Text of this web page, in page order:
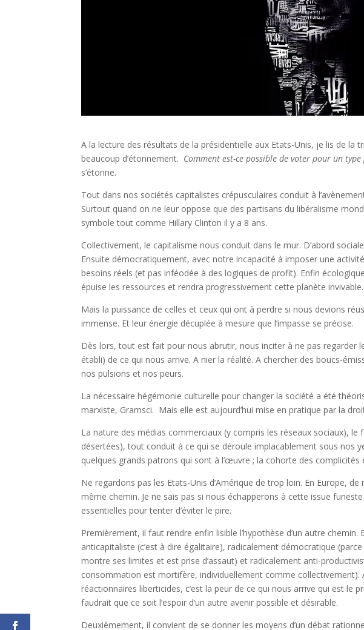
A la lecture des résultats de la présidentielle aux Etats-Unis, je lis de la
beaucoup d’étonnement. Comment est-ce possible de voter pour un
s’étonne.
Tout dans nos sociétés capitalistes crépusculaires conduit à
Surtout quand on ne leur oppose que des partisans du libéralisme
symbole tout comme Hillary Clinton il y a 8 ans.
Collectivement, le capitalisme nous conduit dans le mur. D’abord
Ensuite démocratiquement, avec notre incapacité à imposer une
besoins réels (et pas inféodée à des logiques de profit). Enfin
épuise les ressources et rendra progressivement cette planète invivable.
Mais la puissance de celles et ceux qui ont à perdre si nous devions
immense. Et leur énergie décuplée à mesure que l’impasse se précise.
Dès lors, tout est fait pour nous abrutir, nous inciter à ne pas regarder
établi) de ce qui nous arrive. A nier la réalité. A chercher des boucs-
nos pulsions et nos peurs.
La nécessaire hégémonie culturelle pour changer la société a été
marxiste, Gramsci. Mais elle est aujourd’hui mise en pratique par la
La nature des médias commerciaux (y compris les réseaux sociaux),
désertées), tout conduit à ce qui se déroule implacablement sous nos
quelques grands patrons qui sont à l’œuvre ; la cohorte des complicités
Ne regardons pas les Etats-Unis d’Amérique de trop loin. En Europe,
même chemin. Je ne sais pas si nous échapperons à cette issue
essentielles pour tenter d’éviter le pire.
Premièrement, il faut rendre enfin lisible l’hypothèse d’un autre
anticapitaliste (c’est à dire égalitaire), radicalement démocratique
montre ses limites et est prise d’assaut) et radicalement anti-
consommation est mortifère, individuellement comme collectivement).
réactionnaires liberticides, c’est la peur de ce qui nous arrive qui est le
faudrait que ce soit l’espoir d’un autre avenir possible et désirable.
Deuxièmement, il convient de se donner les moyens d’un débat